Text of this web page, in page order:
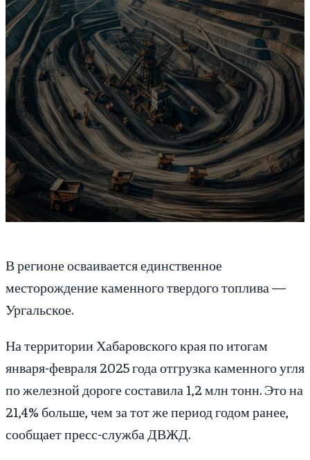
В регионе осваивается единственное
месторождение каменного твердого топлива —
Ургальское.
На территории Хабаровского края по итогам
января-февраля 2025 года отгрузка каменного угля
по железной дороге составила 1,2 млн тонн. Это на
21,4% больше, чем за тот же период годом ранее,
сообщает пресс-служба ДВЖД.